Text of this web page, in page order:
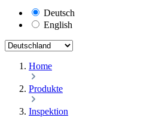
Deutsch
English
Home
Produkte
Inspektion